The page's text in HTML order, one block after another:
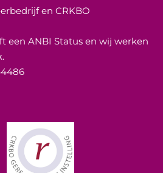
en CRKBO
een ANBI Status en wij werken